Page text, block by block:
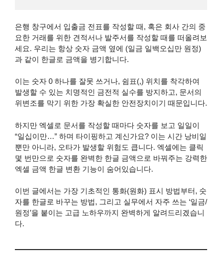
은행 창구에서 입출금 전표를 작성할 때, 혹은 회사 간의 중
요한 거래를 위한 견적서나 발주서를 작성할 때를 떠올려보
세요. 우리는 항상 숫자 금액 옆에 (일금 일백오십만 원정)
과 같이 한글로 금액을 병기합니다.
이는 숫자 0 하나를 잘못 쓰거나, 쉼표(,) 위치를 착각하여
발생할 수 있는 치명적인 금전적 실수를 방지하고, 문서의
위변조를 막기 위한 가장 확실한 안전장치이기 때문입니다.
하지만 엑셀로 문서를 작성할 때마다 숫자를 보고 일일이
“일십이만…” 하며 타이핑하고 계신가요? 이는 시간 낭비일
뿐만 아니라, 오타가 발생할 위험도 큽니다. 엑셀에는 클릭
몇 번만으로 숫자를 완벽한 한글 금액으로 바꿔주는 강력한
엑셀 금액 한글 변환 기능이 숨어있습니다.
이번 글에서는 가장 기초적인 통화(원화) 표시 방법부터, 숫
자를 한글로 바꾸는 방법, 그리고 실무에서 자주 쓰는 ‘일금/
원정’을 붙이는 고급 노하우까지 완벽하게 알려드리겠습니
다.